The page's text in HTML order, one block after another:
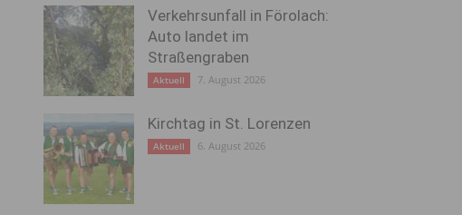
Verkehrsunfall in Förolach:
Auto landet im
Straßengraben
Aktuell 7. August 2026
Kirchtag in St. Lorenzen
Aktuell 6. August 2026